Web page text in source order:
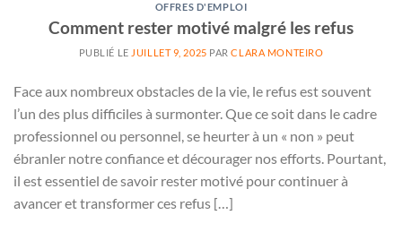
OFFRES D'EMPLOI
Comment rester motivé malgré les refus
PUBLIÉ LE JUILLET 9, 2025 PARCLARA MONTEIRO
Face aux nombreux obstacles de la vie, le refus est souvent
l’un des plus difficiles à surmonter. Que ce soit dans le cadre
professionnel ou personnel, se heurter à un « non » peut
ébranler notre confiance et décourager nos efforts. Pourtant,
il est essentiel de savoir rester motivé pour continuer à
avancer et transformer ces refus […]